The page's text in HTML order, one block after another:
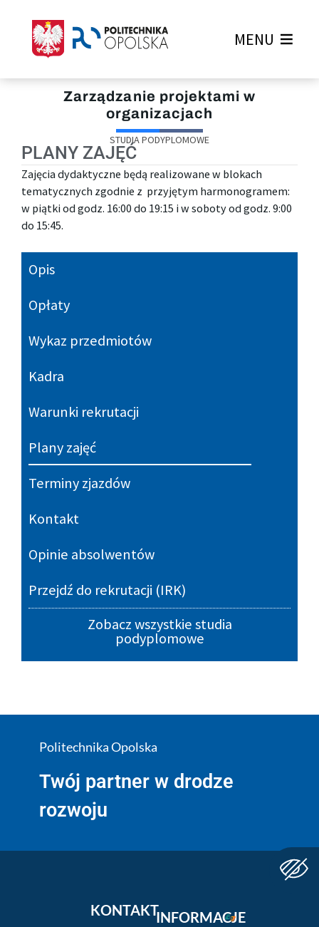
MENU
Zarządzanie projektami w
organizacjach
STUDIA PODYPLOMOWE
PLANY ZAJĘĆ
Zajęcia dydaktyczne będą realizowane w blokach
tematycznych zgodnie z przyjętym harmonogramem:
w piątki od godz. 16:00 do 19:15 i w soboty od godz. 9:00
do 15:45.
Opis
Opłaty
Wykaz przedmiotów
Kadra
Warunki rekrutacji
Plany zajęć
Terminy zjazdów
Kontakt
Opinie absolwentów
Przejdź do rekrutacji (IRK)
Zobacz wszystkie studia
podyplomowe
Politechnika Opolska
Twój partner w drodze
rozwoju
KONTAKTINFORMACJE